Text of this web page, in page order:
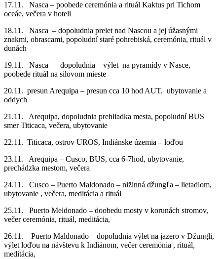
17.11. Nasca – poobede ceremónia a rituál Kaktus pri Tichom
oceáe, večera v hoteli
18.11. Nasca – dopoludnia prelet nad Nascou a jej úžasnými
znakmi, obrascami, popoludní staré pohrebiská, ceremónia, rituál v
dunách
19.11. Nasca – dopoludnia – výlet na pyramídy v Nasce,
poobede rituál na silovom mieste
20.11. presun Arequipa – presun cca 10 hod AUT, ubytovanie a
oddych
21.11. Arequipa, dopoludnia prehliadka mesta, popoludní BUS
smer Titicaca, večera, ubytovanie
22.11. Titicaca, ostrov UROS, Indiánske územia – loďou
23.11. Arequipa – Cusco, BUS, cca 6-7hod, ubytovanie,
prechádzka mestom, večera
24.11. Cusco – Puerto Maldonado – nižinná džungľa – lietadlom,
ubytovanie , večera, meditácia a rituál
25.11. Puerto Meldonado – doobedu mosty v korunách stromov,
večer ceremónia, rituál, meditácia,
26.11. Puerto Maldonado – dopoludnia výlet na jazero v Džungli,
výlet loďou na návštevu k Indiánom, večer ceremónia , rituál,
meditácia,